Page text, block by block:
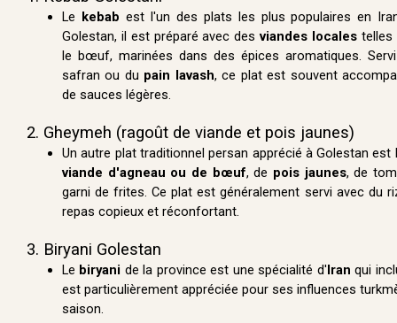
Le kebab est l'un des plats les plus populaires en
Golestan, il est préparé avec desviandes localestelles
le bœuf, marinées dans des épices aromatiques.
safran ou du pain lavash, ce plat est souvent
de sauces légères.
2. Gheymeh (ragoût de viande et pois jaunes)
Un autre plat traditionnel persan apprécié à Golestan
viande d'agneau ou de bœuf, de pois jaunes, de
garni de frites. Ce plat est généralement servi avec du
repas copieux et réconfortant.
3. Biryani Golestan
Le biryani de la province est une spécialité d' Iran qui
est particulièrement appréciée pour ses influences
saison.